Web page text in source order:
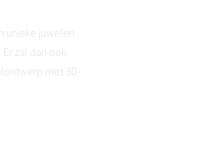
unieke juwelen
zal dan ook
met 3D-